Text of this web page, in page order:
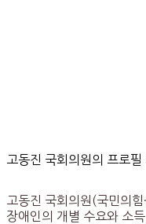
고동진 국회의원의 프로
고동진 국회의원(국민의힘
장애인의 개별 수요와 소